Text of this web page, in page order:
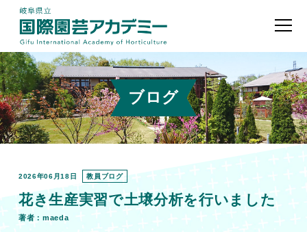
ブログ
2026年06月18日 教員ブログ
花き生産実習で土壌分析を行いました
著者：maeda